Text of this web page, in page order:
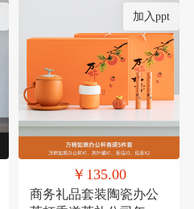
加入ppt
￥135.00
商务礼品套装陶瓷办公